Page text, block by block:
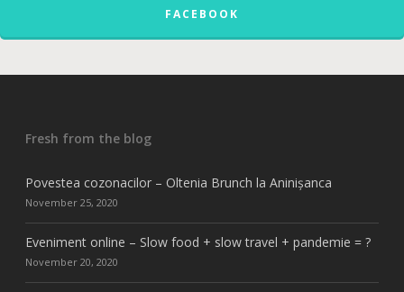
FACEBOOK
Fresh from the blog
Povestea cozonacilor – Oltenia Brunch la Aninișanca
November 25, 2020
Eveniment online – Slow food + slow travel + pandemie = ?
November 20, 2020